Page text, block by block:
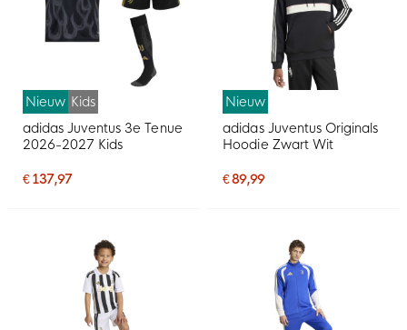
Nieuw Kids
adidas Juventus 3e Tenue
2026-2027 Kids
€ 137,97
Nieuw
adidas Juventus Originals
Hoodie Zwart Wit
€ 89,99